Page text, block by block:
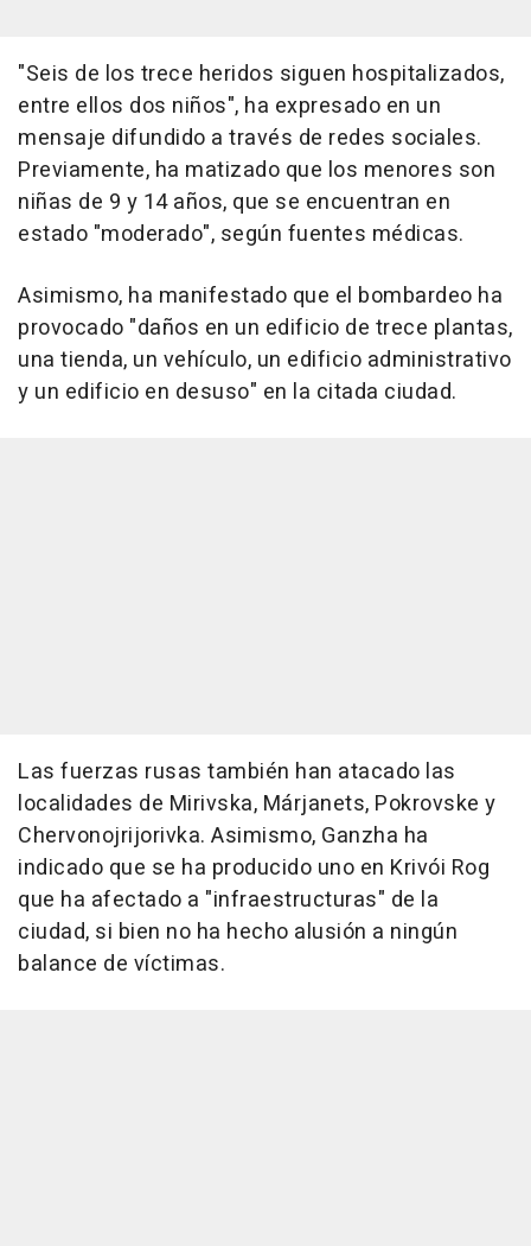
"Seis de los trece heridos siguen hospitalizados,
entre ellos dos niños", ha expresado en un
mensaje difundido a través de redes sociales.
Previamente, ha matizado que los menores son
niñas de 9 y 14 años, que se encuentran en
estado "moderado", según fuentes médicas.
Asimismo, ha manifestado que el bombardeo ha
provocado "daños en un edificio de trece plantas,
una tienda, un vehículo, un edificio administrativo
y un edificio en desuso" en la citada ciudad.
Las fuerzas rusas también han atacado las
localidades de Mirivska, Márjanets, Pokrovske y
Chervonojrijorivka. Asimismo, Ganzha ha
indicado que se ha producido uno en Krivói Rog
que ha afectado a "infraestructuras" de la
ciudad, si bien no ha hecho alusión a ningún
balance de víctimas.